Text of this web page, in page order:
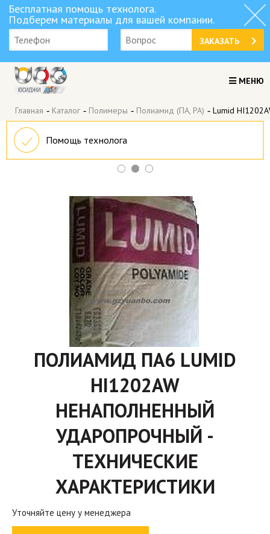
Бесплатная помощь технолога.
Подберем материалы для вашей компании.
ЗАКАЗАТЬ
МЕНЮ
Главная - Каталог - Полимеры - Полиамид (ПА, PA) - Lumid
Помощь технолога
ПОЛИАМИД ПА6 LUMID
HI1202AW
НЕНАПОЛНЕННЫЙ
УДАРОПРОЧНЫЙ -
ТЕХНИЧЕСКИЕ
ХАРАКТЕРИСТИКИ
Уточняйте цену у менеджера